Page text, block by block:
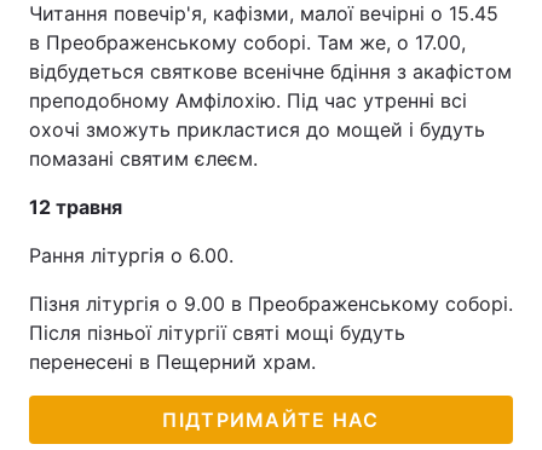
Читання повечір'я, кафізми, малої вечірні о 15.45
в Преображенському соборі. Там же, о 17.00,
відбудеться святкове всенічне бдіння з акафістом
преподобному Амфілохію. Під час утренні всі
охочі зможуть прикластися до мощей і будуть
помазані святим єлеєм.
12 травня
Рання літургія о 6.00.
Пізня літургія о 9.00 в Преображенському соборі.
Після пізньої літургії святі мощі будуть
перенесені в Пещерний храм.
ПІДТРИМАЙТЕ НАС